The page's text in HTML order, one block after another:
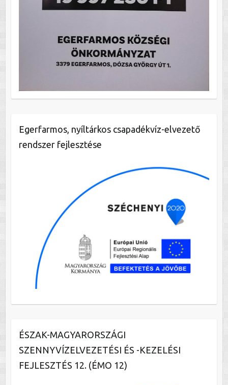
Egerfarmos, nyíltárkos csapadékvíz-elvezető
rendszer fejlesztése
ÉSZAK-MAGYARORSZÁGI
SZENNYVÍZELVEZETÉSI ÉS -KEZELÉSI
FEJLESZTÉS 12. (ÉMO 12)